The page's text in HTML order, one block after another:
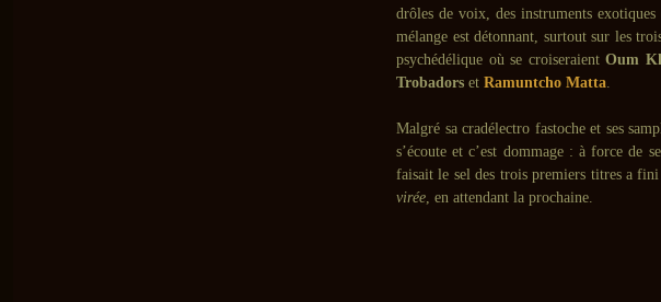
drôles de voix, des instruments
mélange est détonnant, surtout sur les
psychédélique où se croiseraientOum
Trobadors et Ramuntcho Matta.
Malgré sa cradélectro fastoche et ses
s’écoute et c’est dommage : à force de
faisait le sel des trois premiers titres a
virée, en attendant la prochaine.